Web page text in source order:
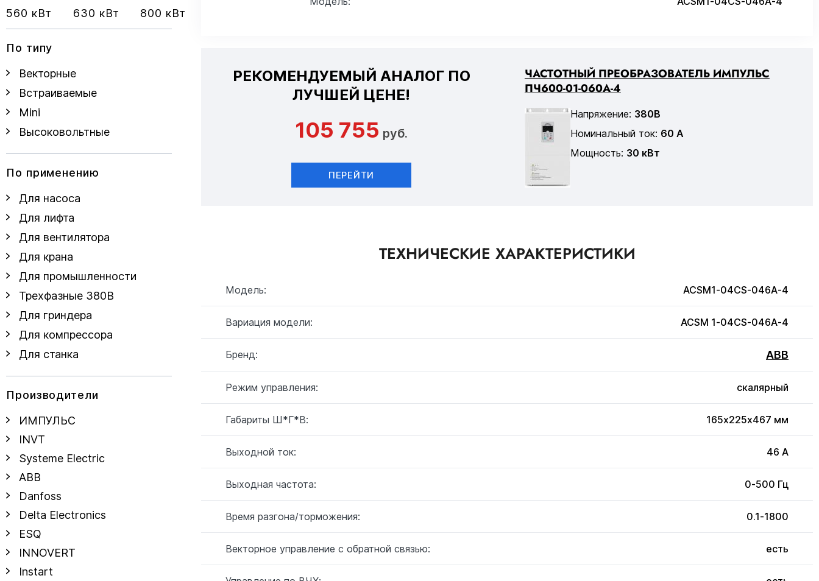
560 кВт
630 кВт 800 кВт
По типу
Векторные
Встраиваемые
Mini
Высоковольтные
По применению
Для насоса
Для лифта
Для вентилятора
Для крана
Для промышленности
Трехфазные 380В
Для гриндера
Для компрессора
Для станка
Производители
ИМПУЛЬС
INVT
Systeme Electric
ABB
Danfoss
Delta Electronics
ESQ
INNOVERT
Instart
РЕКОМЕНДУЕМЫЙ АНАЛОГ ПО
ЛУЧШЕЙ ЦЕНЕ!
105 755 руб.
ПЕРЕЙТИ
ЧАСТОТНЫЙ ПРЕОБРАЗОВАТЕЛЬ ИМПУЛЬС
ПЧ600-01-060А-4
Напряжение: 380В
Номинальный ток: 60 А
Мощность: 30 кВт
ТЕХНИЧЕСКИЕ ХАРАКТЕРИСТИКИ
Модель: ACSM1-04CS-046A-4
Вариация модели: ACSM 1-04CS-046A-4
Бренд: ABB
Режим управления: скалярный
Габариты Ш*Г*В: 165x225x467 мм
Выходной ток: 46 А
Выходная частота: 0-500 Гц
Время разгона/торможения: 0.1-1800
Векторное управление с обратной связью: есть